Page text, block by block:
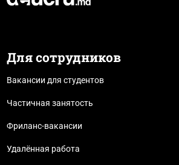
Для сотрудников
Вакансии для студентов
Частичная занятость
Фриланс-вакансии
Удалённая работа